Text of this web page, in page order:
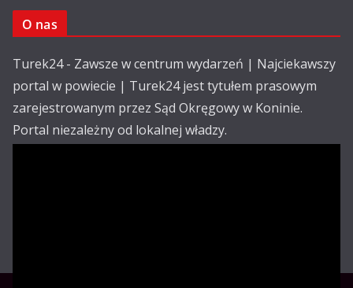
O nas
Turek24 - Zawsze w centrum wydarzeń | Najciekawszy
portal w powiecie | Turek24 jest tytułem prasowym
zarejestrowanym przez Sąd Okręgowy w Koninie.
Portal niezależny od lokalnej władzy.